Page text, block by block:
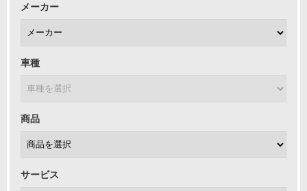
メーカー
車種
商品
サービス